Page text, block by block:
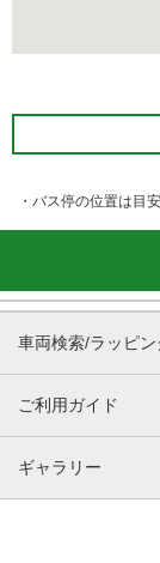
・バス停の位置は目
車両検索/ラッピ
ご利用ガイド
ギャラリー